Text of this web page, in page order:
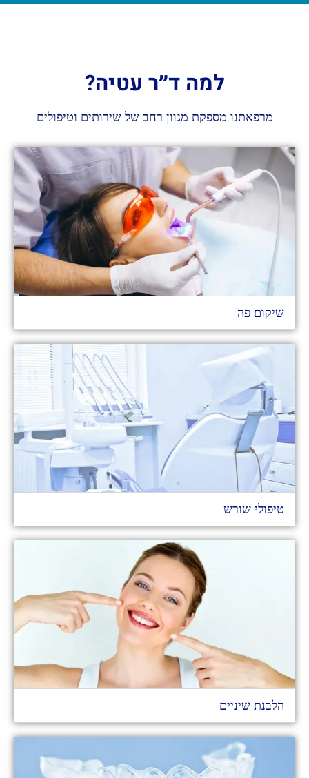
למה ד״ר עטיה?
מרפאתנו מספקת מגוון רחב של שירותים וטיפולים
שיקום פה
טיפולי שורש
הלבנת שיניים